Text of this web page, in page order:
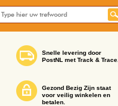
Snelle levering door
PostNL met Track & Trace.
Gezond Bezig Zijn staat
voor veilig winkelen en
betalen.